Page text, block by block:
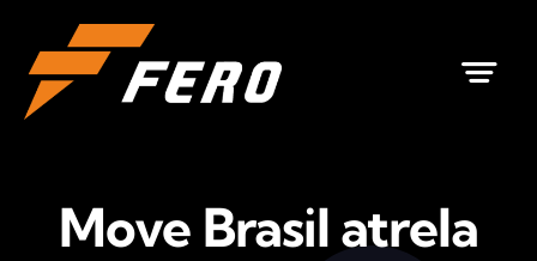
para
conteúdo
Move Brasil atrela